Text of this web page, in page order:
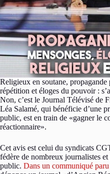
Religieux en soutane,
répétition et éloges du pouvoir :
Non, c’est le Journal Télévisé de
Léa Salamé, qui bénéficie d’une
public, est en train de «gagner le
réactionnaire».
Cet avis est celui du syndicats
fédère de nombreux journalistes
public. Dans un communiqué